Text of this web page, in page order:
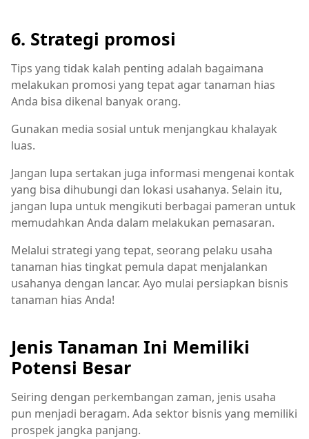
6. Strategi promosi
Tips yang tidak kalah penting adalah bagaimana
melakukan promosi yang tepat agar tanaman hias
Anda bisa dikenal banyak orang.
Gunakan media sosial untuk menjangkau khalayak
luas.
Jangan lupa sertakan juga informasi mengenai kontak
yang bisa dihubungi dan lokasi usahanya. Selain itu,
jangan lupa untuk mengikuti berbagai pameran untuk
memudahkan Anda dalam melakukan pemasaran.
Melalui strategi yang tepat, seorang pelaku usaha
tanaman hias tingkat pemula dapat menjalankan
usahanya dengan lancar. Ayo mulai persiapkan bisnis
tanaman hias Anda!
Jenis Tanaman Ini Memiliki
Potensi Besar
Seiring dengan perkembangan zaman, jenis usaha
pun menjadi beragam. Ada sektor bisnis yang memiliki
prospek jangka panjang.